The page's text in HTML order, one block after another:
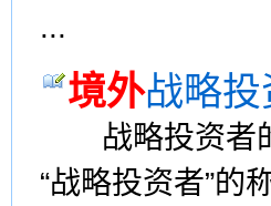
...
境外战略
战略投资者的
“战略投资者”的